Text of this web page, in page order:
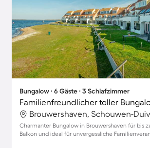
Bungalow ∙ 6 Gäste ∙ 3 Schlafzimmer
Charmanter Bungalow in Brouwershaven für bis
Balkon und ideal für unvergessliche